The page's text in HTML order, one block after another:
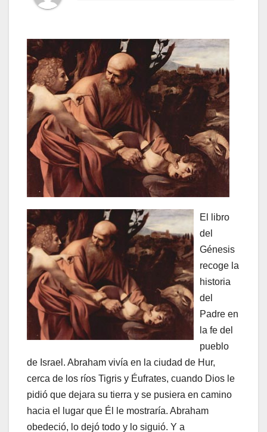
El libro
del
Génesis
recoge la
historia
del
Padre en
la fe del
pueblo
de Israel. Abraham vivía en la ciudad de Hur,
cerca de los ríos Tigris y Éufrates, cuando Dios le
pidió que dejara su tierra y se pusiera en camino
hacia el lugar que Él le mostraría. Abraham
obedeció, lo dejó todo y lo siguió. Y a